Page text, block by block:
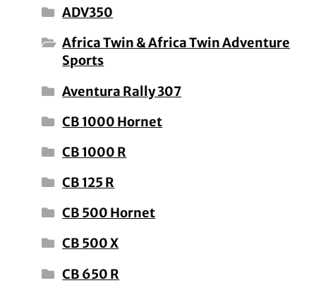
ADV350
Africa Twin & Africa Twin Adventure
Sports
Aventura Rally 307
CB 1000 Hornet
CB 1000 R
CB 125 R
CB 500 Hornet
CB 500 X
CB 650 R